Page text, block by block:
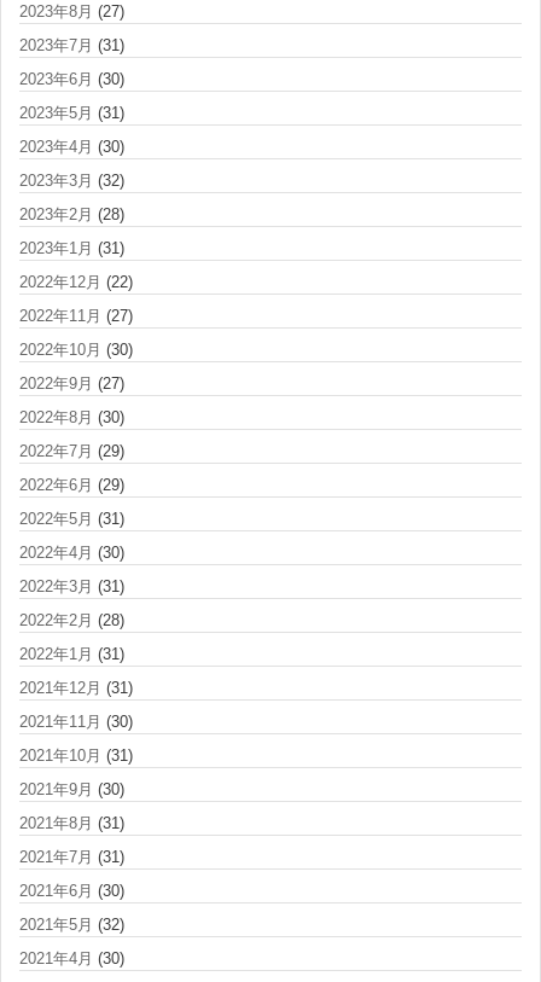
2023年8月 (27)
2023年7月 (31)
2023年6月 (30)
2023年5月 (31)
2023年4月 (30)
2023年3月 (32)
2023年2月 (28)
2023年1月 (31)
2022年12月 (22)
2022年11月 (27)
2022年10月 (30)
2022年9月 (27)
2022年8月 (30)
2022年7月 (29)
2022年6月 (29)
2022年5月 (31)
2022年4月 (30)
2022年3月 (31)
2022年2月 (28)
2022年1月 (31)
2021年12月 (31)
2021年11月 (30)
2021年10月 (31)
2021年9月 (30)
2021年8月 (31)
2021年7月 (31)
2021年6月 (30)
2021年5月 (32)
2021年4月 (30)